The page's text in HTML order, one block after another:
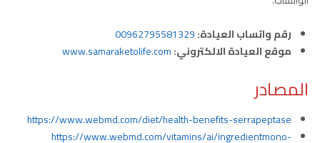
رقم واتساب العيادة:00962795581329
موقع العيادة الالكتروني:www.samaraketolife.com
المصادر
https://www.webmd.com/diet/health-benefits-serrapeptase
https://www.webmd.com/vitamins/ai/ingredientmono-